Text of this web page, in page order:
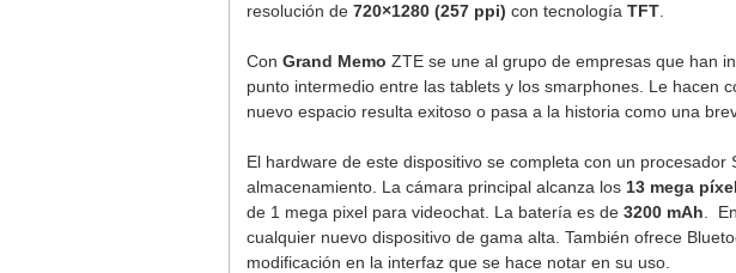
resolución de 720×1280 (257 ppi) con tecnología TFT
Con Grand Memo ZTE se une al grupo de empresas que han
punto intermedio entre las tablets y los smarphones. Le hacen
nuevo espacio resulta exitoso o pasa a la historia como una
El hardware de este dispositivo se completa con un procesador
almacenamiento. La cámara principal alcanza los 13 mega
de 1 mega pixel para videochat. La batería es de 3200 mAh .
cualquier nuevo dispositivo de gama alta. También ofrece
modificación en la interfaz que se hace notar en su uso.